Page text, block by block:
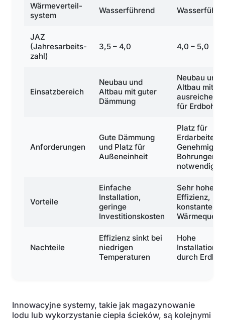
Wärmeverteil­
system
Wasserführend
JAZ
(Jahresarbeits­
zahl)
3,5 – 4,0 4,0 – 5,0
Einsatzbereich
Neubau und
Altbau mit guter
Dämmung
Neubau und
Altbau mit
ausreichend
für
Anforderungen
Gute Dämmung
und Platz für
Außeneinheit
Platz für
Erdarbeiten,
Bohrungen
notwendig
Vorteile
Einfache
Installation,
geringe
Investitionskosten
Sehr hohe
Effizienz,
konstante
Wärmequelle
Nachteile
Effizienz sinkt bei
niedrigen
Temperaturen
Hohe
durch
Innowacyjne systemy, takie jak magazynowanie
lodu lub wykorzystanie ciepła ścieków, są kolejnymi